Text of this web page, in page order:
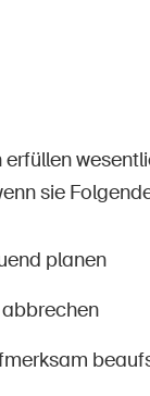
sie
planen